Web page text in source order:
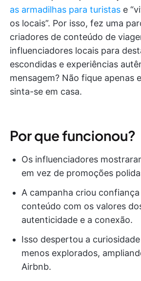
as armadilhas para turistas e
os locais”. Por isso, fez uma
criadores de conteúdo de
influenciadores locais para
escondidas e experiências
mensagem? Não fique apenas
sinta-se em casa.
Por que funcionou?
Os influenciadores
em vez de promoções
A campanha criou
conteúdo com os valores
autenticidade e a conexão.
Isso despertou a
menos explorados,
Airbnb.